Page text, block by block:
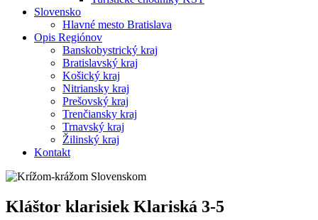
Slovensko
Hlavné mesto Bratislava
Opis Regiónov
Banskobystrický kraj
Bratislavský kraj
Košický kraj
Nitriansky kraj
Prešovský kraj
Trenčiansky kraj
Trnavský kraj
Žilinský kraj
Kontakt
Kláštor klarisiek Klariská 3-5